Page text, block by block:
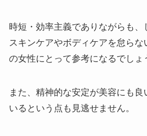
時短・効率主義でありながらも、
スキンケアやボディケアを怠らな
の女性にとって参考になるでしょ
また、精神的な安定が美容にも良
いるという点も見逃せません。